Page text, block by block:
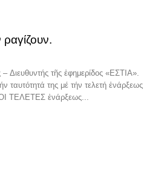
Διευθυντής τῆς ἐφημερίδος «ΕΣΤΙΑ».
ταυτότητά της μέ τήν τελετή ἐνάρξεως
Ὀλυμπιακῶν Ἀγώνων. ΟΙ ΤΕΛΕΤΕΣ ἐνάρξεως...